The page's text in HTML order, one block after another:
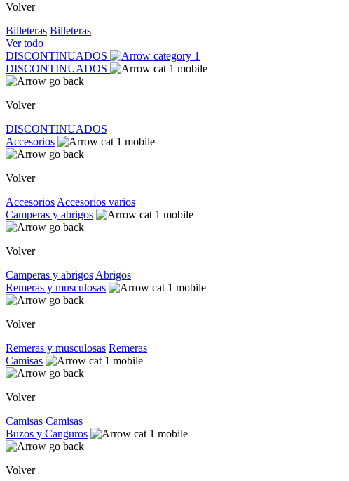
Volver
Billeteras Billeteras
Ver todo
DISCONTINUADOS
DISCONTINUADOS
Volver
DISCONTINUADOS
Accesorios
Volver
Accesorios Accesorios varios
Camperas y abrigos
Volver
Camperas y abrigos Abrigos
Remeras y musculosas
Volver
Remeras y musculosas Remeras
Camisas
Volver
Camisas Camisas
Buzos y Canguros
Volver